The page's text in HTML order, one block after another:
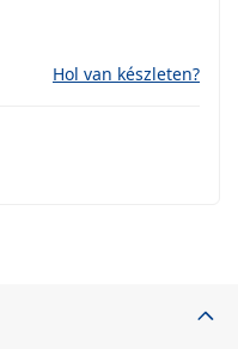
Hol van készleten?